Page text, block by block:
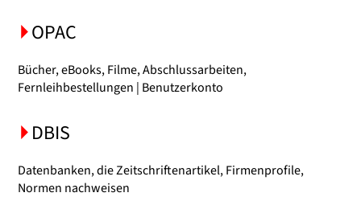
OPAC
Bücher, eBooks, Filme, Abschlussarbeiten,
Fernleihbestellungen | Benutzerkonto
DBIS
Datenbanken, die Zeitschriftenartikel, Firmenprofile,
Normen nachweisen